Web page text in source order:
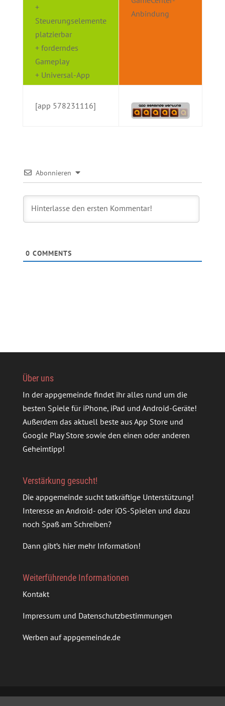
+
Steuerungselemente
platzierbar
+ forderndes
Gameplay
+ Universal-App
Anbindung
[app 578231116]
Abonnieren
0 COMMENTS
Über uns
In der appgemeinde findet ihr alles rund um die
besten Spiele für iPhone, iPad und Android-Geräte!
Außerdem das aktuell beste aus App Store und
Google Play Store sowie den einen oder anderen
Geheimtipp!
Verstärkung gesucht!
Die appgemeinde sucht tatkräftige Unterstützung!
Interesse an Android- oder iOS-Spielen und dazu
noch Spaß am Schreiben?
Dann gibt’s hier mehr Information!
Weiterführende Informationen
Kontakt
Impressum und Datenschutzbestimmungen
Werben auf appgemeinde.de